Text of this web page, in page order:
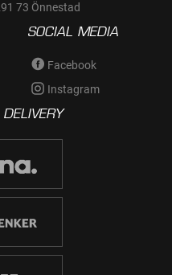
73 Önnestad
SOCIAL MEDIA
Facebook
Instagram